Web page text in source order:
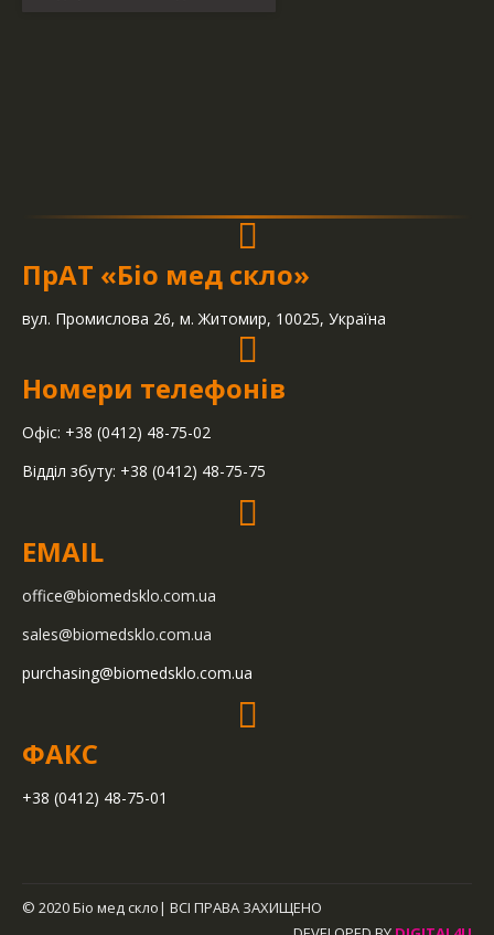
ПрАТ «Біо мед скло»
вул. Промислова 26, м. Житомир, 10025, Україна
Номери телефонів
Офіс: +38 (0412) 48-75-02
Відділ збуту: +38 (0412) 48-75-75
EMAIL
office@biomedsklo.com.ua
sales@biomedsklo.com.ua
purchasing@biomedsklo.com.ua
ФАКС
+38 (0412) 48-75-01
© 2020 Біо мед скло| ВСІ ПРАВА ЗАХИЩЕНО